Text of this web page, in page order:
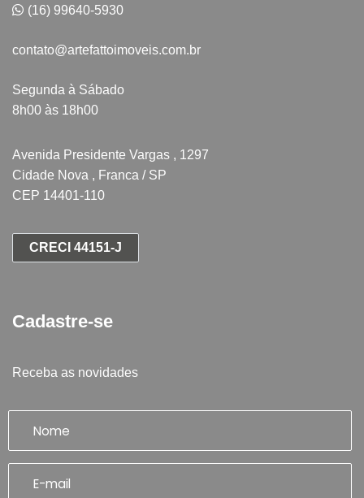
(16) 99640-5930
contato@artefattoimoveis.com.br
Segunda à Sábado
8h00 às 18h00
Avenida Presidente Vargas , 1297
Cidade Nova , Franca / SP
CEP 14401-110
CRECI 44151-J
Cadastre-se
Receba as novidades